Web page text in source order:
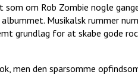
som om Rob Zombie nogle
Musikalsk rummer
grundlag for at skabe gode
men den sparsomme